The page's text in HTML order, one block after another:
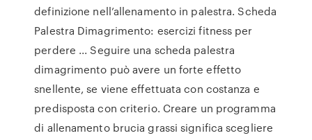
definizione nell’allenamento in palestra. Scheda
Palestra Dimagrimento: esercizi fitness per
perdere ... Seguire una scheda palestra
dimagrimento può avere un forte effetto
snellente, se viene effettuata con costanza e
predisposta con criterio. Creare un programma
di allenamento brucia grassi significa scegliere